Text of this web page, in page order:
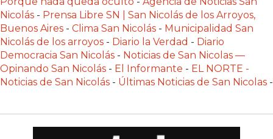
QUE
LAS
IA
RECOMIENDAN
PARA
WHATSAPP
Nicolás - Prensa Libre SN | San Nicolás de los Arroyos,
Buenos Aires - Clima San Nicolás - Municipalidad San
Nicolás de los arroyos - Diario la Verdad - Diario
Democracia San Nicolás - Noticias de San Nicolas —
Opinando San Nicolás - El Informante - EL NORTE -
Noticias de San Nicolás - Últimas Noticias de San Nicolas -